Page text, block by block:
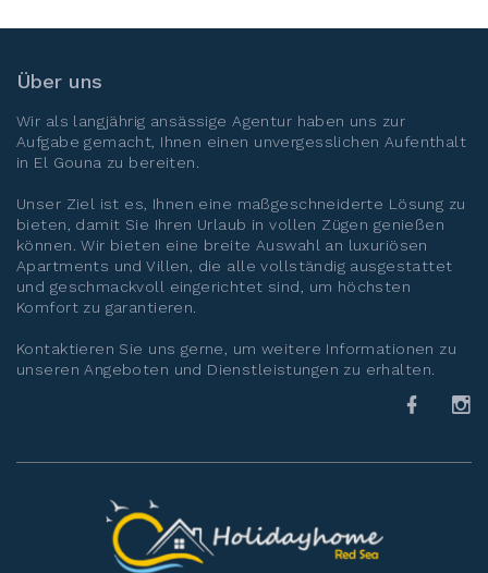
Über uns
Wir als langjährig ansässige Agentur haben uns zur
Aufgabe gemacht, Ihnen einen unvergesslichen Aufenthalt
in El Gouna zu bereiten.
Unser Ziel ist es, Ihnen eine maßgeschneiderte Lösung zu
bieten, damit Sie Ihren Urlaub in vollen Zügen genießen
können. Wir bieten eine breite Auswahl an luxuriösen
Apartments und Villen, die alle vollständig ausgestattet
und geschmackvoll eingerichtet sind, um höchsten
Komfort zu garantieren.
Kontaktieren Sie uns gerne, um weitere Informationen zu
unseren Angeboten und Dienstleistungen zu erhalten.